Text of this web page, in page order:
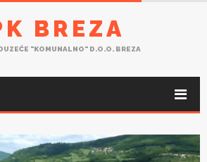
BREZA
"KOMUNALNO" D.O.O. BREZA